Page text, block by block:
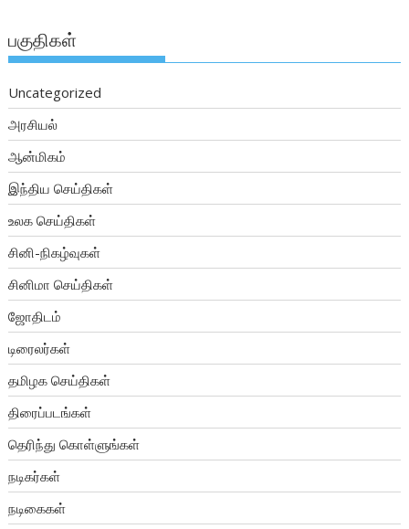
பகுதிகள்
Uncategorized
அரசியல்
ஆன்மிகம்
இந்திய செய்திகள்
உலக செய்திகள்
சினி-நிகழ்வுகள்
சினிமா செய்திகள்
ஜோதிடம்
டிரைலர்கள்
தமிழக செய்திகள்
திரைப்படங்கள்
தெரிந்து கொள்ளுங்கள்
நடிகர்கள்
நடிகைகள்